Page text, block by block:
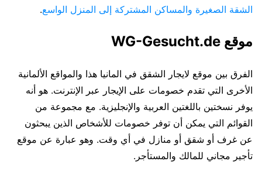
الشقة الصغيرة والمساكن المشتركة إلى المنزل الواسع.
موقع WG-Gesucht.de
الفرق بين موقع لايجار الشقق في المانيا هذا والمواقع الألمانية
الأخرى التي تقدم خصومات على الإيجار عبر الإنترنت. هو أنه
يوفر نسختين باللغتين العربية والإنجليزية. مع مجموعة من
القوائم التي يمكن أن توفر خصومات للأشخاص الذين يبحثون
عن غرف أو شقق أو منازل في أي وقت. وهو عبارة عن موقع
تأجير مجاني للمالك والمستأجر.